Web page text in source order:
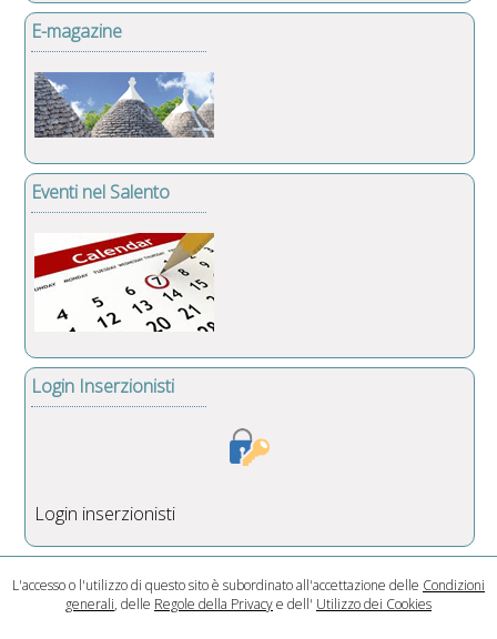
E-magazine
Eventi nel Salento
Login Inserzionisti
Login inserzionisti
L'accesso o l'utilizzo di questo sito è subordinato all'accettazione delle Condizioni
generali, delle Regole della Privacye dell' Utilizzo dei Cookies